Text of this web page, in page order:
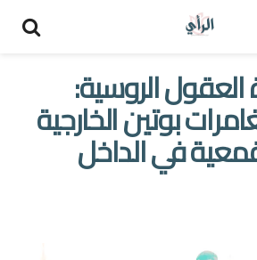
الروسية:
بوتين الخارجية
في الداخل